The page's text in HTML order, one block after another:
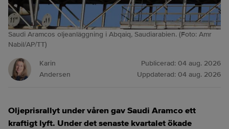
Saudi Aramcos oljeanläggning i Abqaiq, Saudiarabien. (Foto: Amr
Nabil/AP/TT)
Karin
Andersen
Publicerad: 04 aug. 2026
Uppdaterad: 04 aug. 2026
Oljeprisrallyt under våren gav Saudi Aramco ett
kraftigt lyft. Under det senaste kvartalet ökade